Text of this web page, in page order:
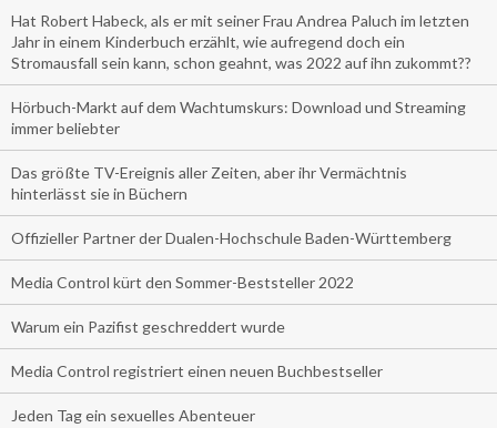
Hat Robert Habeck, als er mit seiner Frau Andrea Paluch im letzten
Jahr in einem Kinderbuch erzählt, wie aufregend doch ein
Stromausfall sein kann, schon geahnt, was 2022 auf ihn zukommt??
Hörbuch-Markt auf dem Wachtumskurs: Download und Streaming
immer beliebter
Das größte TV-Ereignis aller Zeiten, aber ihr Vermächtnis
hinterlässt sie in Büchern
Offizieller Partner der Dualen-Hochschule Baden-Württemberg
Media Control kürt den Sommer-Beststeller 2022
Warum ein Pazifist geschreddert wurde
Media Control registriert einen neuen Buchbestseller
Jeden Tag ein sexuelles Abenteuer